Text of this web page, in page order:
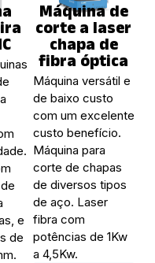
e
de
Máquina de
corte a laser
chapa de
fibra óptica
Máquina versátil e
de baixo custo
com um excelente
custo benefício.
Máquina para
corte de chapas
de diversos tipos
de aço. Laser
fibra com
potências de 1Kw
a 4,5Kw.